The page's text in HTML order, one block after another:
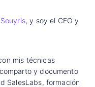
, y soy el CEO y
mis técnicas
y documento
SalesLabs, formación